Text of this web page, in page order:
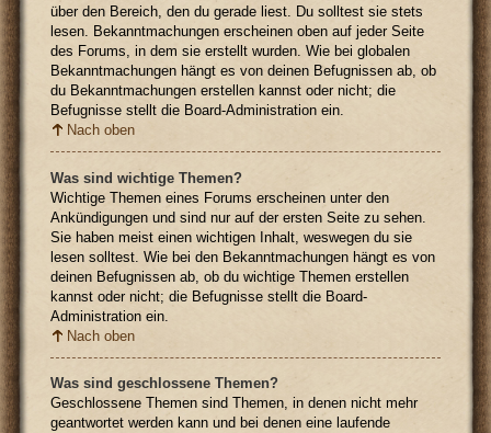
über den Bereich, den du gerade liest. Du solltest sie stets
lesen. Bekanntmachungen erscheinen oben auf jeder Seite
des Forums, in dem sie erstellt wurden. Wie bei globalen
Bekanntmachungen hängt es von deinen Befugnissen ab, ob
du Bekanntmachungen erstellen kannst oder nicht; die
Befugnisse stellt die Board-Administration ein.
Nach oben
Was sind wichtige Themen?
Wichtige Themen eines Forums erscheinen unter den
Ankündigungen und sind nur auf der ersten Seite zu sehen.
Sie haben meist einen wichtigen Inhalt, weswegen du sie
lesen solltest. Wie bei den Bekanntmachungen hängt es von
deinen Befugnissen ab, ob du wichtige Themen erstellen
kannst oder nicht; die Befugnisse stellt die Board-
Administration ein.
Nach oben
Was sind geschlossene Themen?
Geschlossene Themen sind Themen, in denen nicht mehr
geantwortet werden kann und bei denen eine laufende